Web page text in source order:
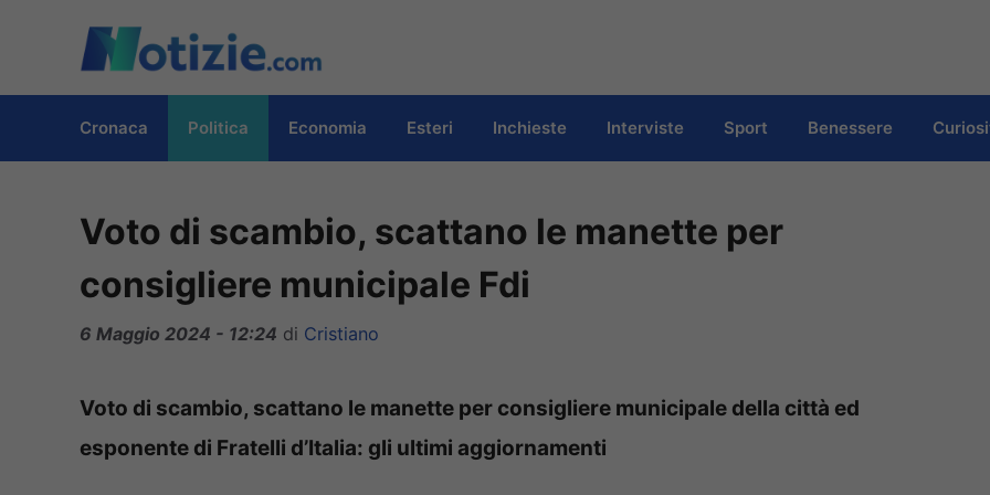
contenuto
Cronaca Politica Economia Esteri Inchieste Interviste Sport Benessere
Voto di scambio, scattano le manette per
consigliere municipale Fdi
6 Maggio 2024 - 12:24 di Cristiano
Voto di scambio, scattano le manette per consigliere municipale della città ed
esponente di Fratelli d’Italia: gli ultimi aggiornamenti